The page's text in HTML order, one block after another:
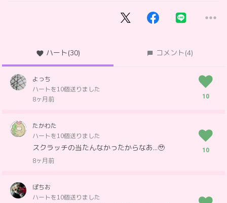
ハート(30) コメント(4)
よっち
ハートを10個送りました
8ヶ月前
10
たかわた
ハートを10個送りました
スクラッチの当たんなかったからなあ…🥹
8ヶ月前
10
ぽちお
ハートを10個送りました